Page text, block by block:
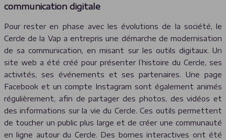
communication digitale
Pour rester en phase avec les évolutions de la société, le
Cercle de la Vap a entrepris une démarche de modernisation
de sa communication, en misant sur les outils digitaux. Un
site web a été créé pour présenter l’histoire du Cercle, ses
activités, ses événements et ses partenaires. Une page
Facebook et un compte Instagram sont également animés
régulièrement, afin de partager des photos, des vidéos et
des informations sur la vie du Cercle. Ces outils permettent
de toucher un public plus large et de créer une communauté
en ligne autour du Cercle. Des bornes interactives ont été